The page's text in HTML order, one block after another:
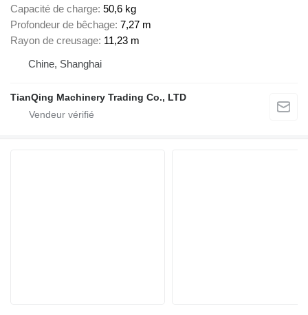
Capacité de charge 50,6 kg
Profondeur de bêchage 7,27 m
Rayon de creusage 11,23 m
Chine, Shanghai
TianQing Machinery Trading Co., LTD